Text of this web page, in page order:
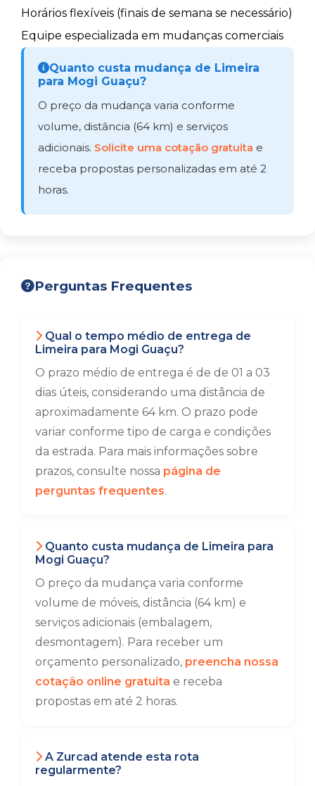
Horários flexíveis (finais de semana se necessário)
Equipe especializada em mudanças comerciais
Quanto custa mudança de Limeira
para Mogi Guaçu?
O preço da mudança varia conforme
volume, distância (64 km) e serviços
adicionais. Solicite uma cotação gratuita e
receba propostas personalizadas em até 2
horas.
Perguntas Frequentes
Qual o tempo médio de entrega de
Limeira para Mogi Guaçu?
O prazo médio de entrega é de de 01 a 03
dias úteis, considerando uma distância de
aproximadamente 64 km. O prazo pode
variar conforme tipo de carga e condições
da estrada. Para mais informações sobre
prazos, consulte nossa página de
perguntas frequentes.
Quanto custa mudança de Limeira para
Mogi Guaçu?
O preço da mudança varia conforme
volume de móveis, distância (64 km) e
serviços adicionais (embalagem,
desmontagem). Para receber um
orçamento personalizado, preencha nossa
cotação online gratuita e receba
propostas em até 2 horas.
A Zurcad atende esta rota
regularmente?